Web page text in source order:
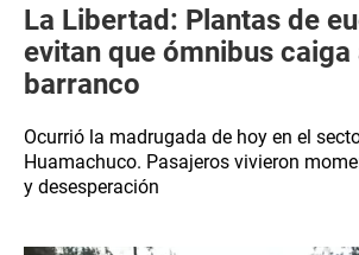
La Libertad: Plantas de
evitan que ómnibus caiga
barranco
Ocurrió la madrugada de hoy en el
Huamachuco. Pasajeros vivieron
y desesperación